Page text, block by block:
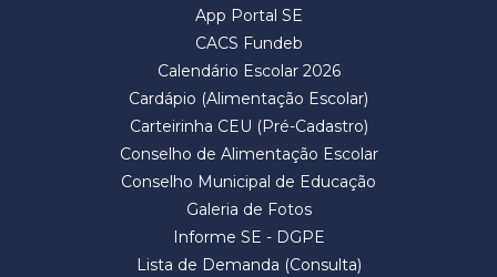
App Portal SE
CACS Fundeb
Calendário Escolar 2026
Cardápio (Alimentação Escolar)
Carteirinha CEU (Pré-Cadastro)
Conselho de Alimentação Escolar
Conselho Municipal de Educação
Galeria de Fotos
Informe SE - DGPE
Lista de Demanda (Consulta)